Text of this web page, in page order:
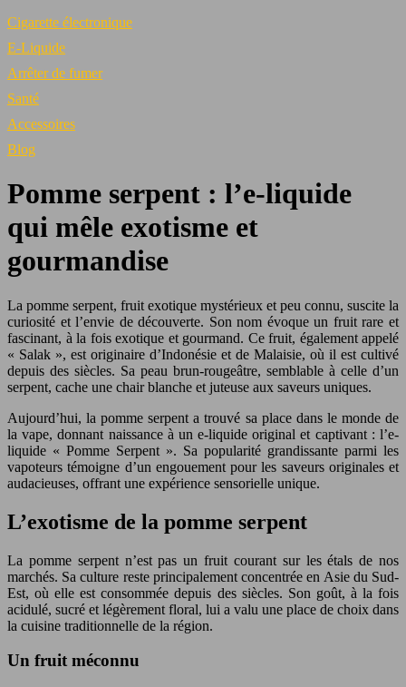
Cigarette électronique
E-Liquide
Arrêter de fumer
Santé
Accessoires
Blog
Pomme serpent : l’e-liquide
qui mêle exotisme et
gourmandise
La pomme serpent, fruit exotique mystérieux et peu connu, suscite la
curiosité et l’envie de découverte. Son nom évoque un fruit rare et
fascinant, à la fois exotique et gourmand. Ce fruit, également appelé
« Salak », est originaire d’Indonésie et de Malaisie, où il est cultivé
depuis des siècles. Sa peau brun-rougeâtre, semblable à celle d’un
serpent, cache une chair blanche et juteuse aux saveurs uniques.
Aujourd’hui, la pomme serpent a trouvé sa place dans le monde de
la vape, donnant naissance à un e-liquide original et captivant : l’e-
liquide « Pomme Serpent ». Sa popularité grandissante parmi les
vapoteurs témoigne d’un engouement pour les saveurs originales et
audacieuses, offrant une expérience sensorielle unique.
L’exotisme de la pomme serpent
La pomme serpent n’est pas un fruit courant sur les étals de nos
marchés. Sa culture reste principalement concentrée en Asie du Sud-
Est, où elle est consommée depuis des siècles. Son goût, à la fois
acidulé, sucré et légèrement floral, lui a valu une place de choix dans
la cuisine traditionnelle de la région.
Un fruit méconnu